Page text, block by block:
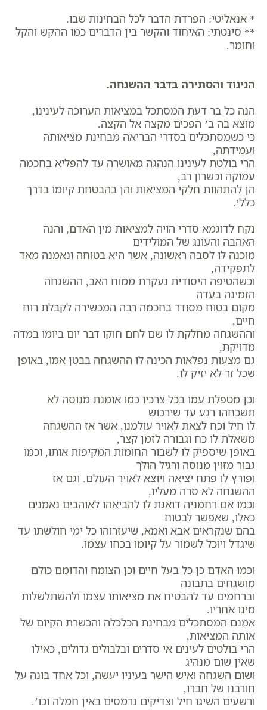
* אנאליטי: הפרדת הדבר לכל הבחינות שבו.
** סינטתי: האיחוד והקשר בין הדברים כמו ההקש והקל
וחומר.
הניגוד והסתירה בדבר ההשגחה.
הנה כל בר דעת המסתכל במציאות הערוכה לעינינו,
מוצא בה ב’ הפכים מקצה אל הקצה.
כי כשמסתכלים בסדרי הבריאה מבחינת מציאותה
ועמידתה,
הרי בולטת לעינינו הנהגה מאושרה עד להפליא בחכמה
עמוקה וכשרון רב,
הן להתהוות חלקי המציאות והן בהבטחת קיומו בדרך
כללי.
נקח לדוגמא סדרי הויה למציאות מין האדם, והנה
האהבה והעונג של המולידים
מוכנה לו לסבה ראשונה, אשר היא בטוחה ונאמנה מאד
לתפקידה,
וכשהטיפה היסודית נעקרת ממוח האב, ההשגחה
הזמינה בעדה
מקום בטוח מסודר בחכמה רבה המכשירה לקבלת רוח
חיים,
וההשגחה מחלקת לו שם לחם חוקו דבר יום ביומו במדה
מדויקת,
גם מצעות נפלאות הכינה לו ההשגחה בבטן אמו, באופן
שכל זר לא יזיק לו.
וכן מטפלת עמו בכל צרכיו כמו אומנת מנוסה לא
תשכחהו רגע עד שירכוש
לו חיל וכח לצאת לאויר עולמנו, אשר אז ההשגחה
משאלת לו כח וגבורה לזמן קצר,
באופן שיספיק לו לשבור החומות המקיפות אותו, וכמו
גבור מזוין מנוסה ורגיל הולך
ופורץ לו פתח יציאה ויוצא לאויר העולם. וגם אז
ההשגחה לא סרה מעליו,
וכמו אם רחמניה דואגת לו להביאהו לאוהבים נאמנים
כאלו, שאפשר לבטוח
בהם שנקראים אבא ואמא, שיעזרוהו כל ימי חולשתו עד
שיגדל ויוכל לשמור על קיומו בכחו עצמו.
וכמו האדם כן כל בעל חיים וכן הצומח והדומם כולם
מושגחים בתבונה
וברחמים עד להבטיח את מציאותו עצמו ולהשתלשלות
מינו אחריו.
אמנם המסתכלים מבחינת הכלכלה והכשרת הקיום של
אותה המציאות,
הרי בולטים לעינים אי סדרים ובלבולים גדולים, כאילו
שאין שום מנהיג
ושום השגחה ואיש הישר בעיניו יעשה, וכל אחד בונה על
חורבנו של חברו,
ורשעים השיגו חיל וצדיקים נרמסים באין חמלה וכו’.